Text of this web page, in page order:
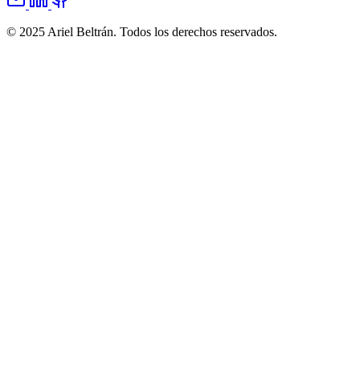
© 2025 Ariel Beltrán. Todos los derechos reservados.